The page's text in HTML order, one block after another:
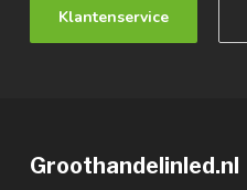
Klantenservice
Groothandelinled.nl